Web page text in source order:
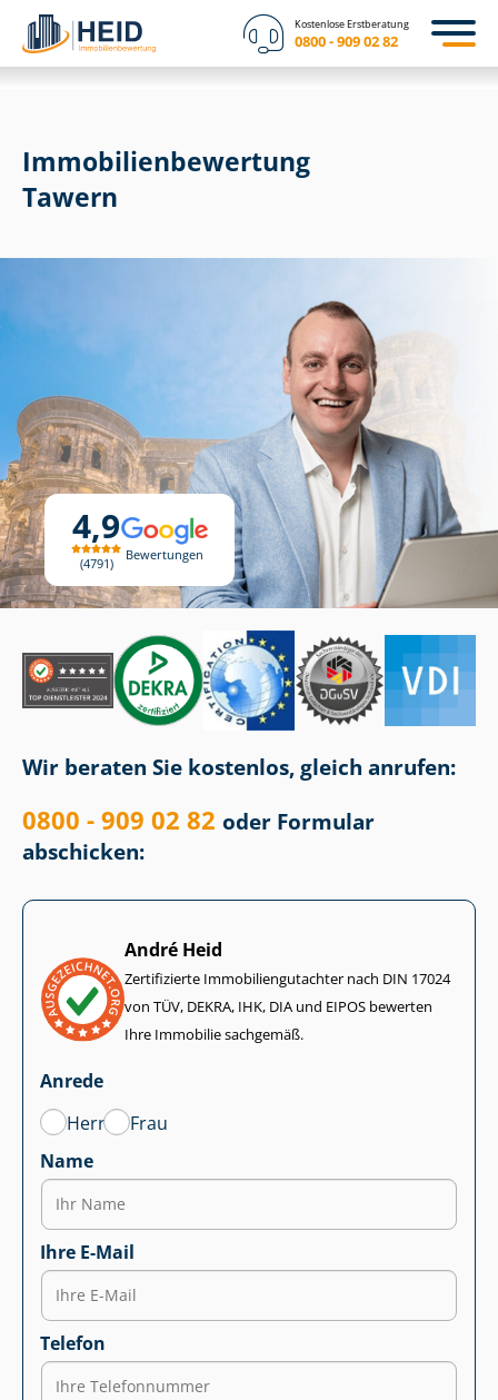
Kostenlose Erstberatung
0800 - 909 02 82
4,9
4791
Bewertungen
Immobilien­bewertung
Tawern
Wir beraten Sie kostenlos, gleich anrufen:
0800 - 909 02 82 oder Formular
abschicken:
André Heid
Zertifizierte Im­mo­bi­li­en­gut­ach­ter nach DIN 17024
von TÜV, DEKRA, IHK, DIA und EIPOS bewerten
Ihre Immobilie sachgemäß.
Anrede
Herr
Frau
Name
Ihre E-Mail
Telefon